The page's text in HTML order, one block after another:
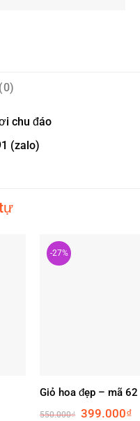
chu đáo
(zalo)
-27%
Giỏ hoa đẹp – mã 62
550.000₫ Original
399.000₫